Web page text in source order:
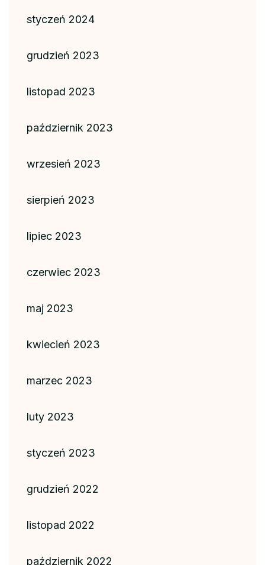
styczeń 2024
grudzień 2023
listopad 2023
październik 2023
wrzesień 2023
sierpień 2023
lipiec 2023
czerwiec 2023
maj 2023
kwiecień 2023
marzec 2023
luty 2023
styczeń 2023
grudzień 2022
listopad 2022
październik 2022